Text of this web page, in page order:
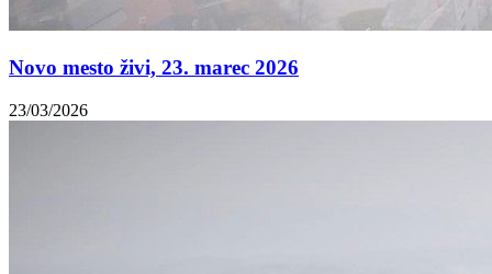
Novo mesto živi, 23. marec 2026
23/03/2026